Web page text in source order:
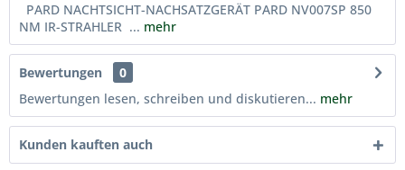
PARD NACHTSICHT-NACHSATZGERÄT PARD NV007SP 850
NM IR-STRAHLER ... mehr
Bewertungen
0
Bewertungen lesen, schreiben und diskutieren... mehr
Kunden kauften auch